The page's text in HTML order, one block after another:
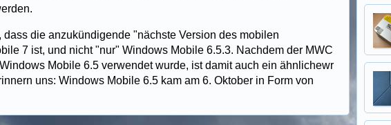
dass die anzukündigende "nächste Version des mobilen
7 ist, und nicht "nur" Windows Mobile 6.5.3. Nachdem der MWC
Mobile 6.5 verwendet wurde, ist damit auch ein ähnlichewr
uns: Windows Mobile 6.5 kam am 6. Oktober in Form von